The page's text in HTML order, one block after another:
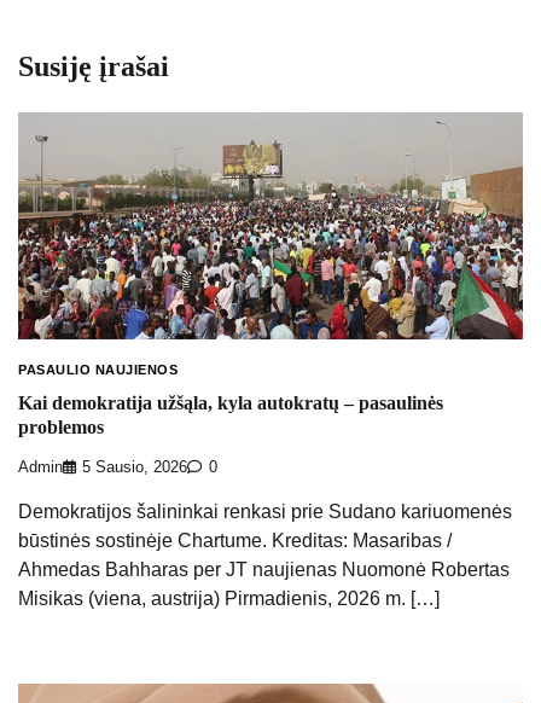
Susiję įrašai
PASAULIO NAUJIENOS
Kai demokratija užšąla, kyla autokratų – pasaulinės
problemos
Admin 5 Sausio, 2026 0
Demokratijos šalininkai renkasi prie Sudano kariuomenės
būstinės sostinėje Chartume. Kreditas: Masaribas /
Ahmedas Bahharas per JT naujienas Nuomonė Robertas
Misikas (viena, austrija) Pirmadienis, 2026 m. […]